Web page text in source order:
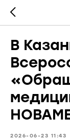
В
2026-06-23 11:43